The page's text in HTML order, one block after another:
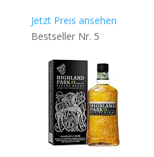
Jetzt Preis ansehen
Bestseller Nr. 5